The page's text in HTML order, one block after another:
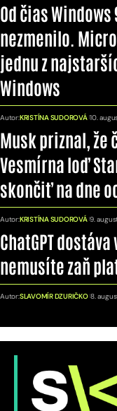
Od čias Windows
nezmenilo.
jednu z
Windows
Autor:KRISTÍNA SUDOROVÁ 10.
Musk priznal,
Vesmírna loď
skončiť na dne
Autor:KRISTÍNA SUDOROVÁ 9.
ChatGPT
nemusíte zaň
Autor:SLAVOMÍR DZURIČKO 8.